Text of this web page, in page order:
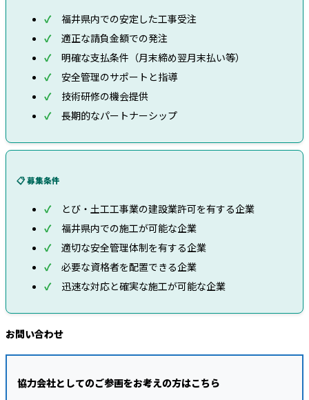
福井県内での安定した工事受注
適正な請負金額での発注
明確な支払条件（月末締め翌月末払い等）
安全管理のサポートと指導
技術研修の機会提供
長期的なパートナーシップ
📋 募集条件
とび・土工工事業の建設業許可を有する企業
福井県内での施工が可能な企業
適切な安全管理体制を有する企業
必要な資格者を配置できる企業
迅速な対応と確実な施工が可能な企業
お問い合わせ
協力会社としてのご参画をお考えの方はこちら